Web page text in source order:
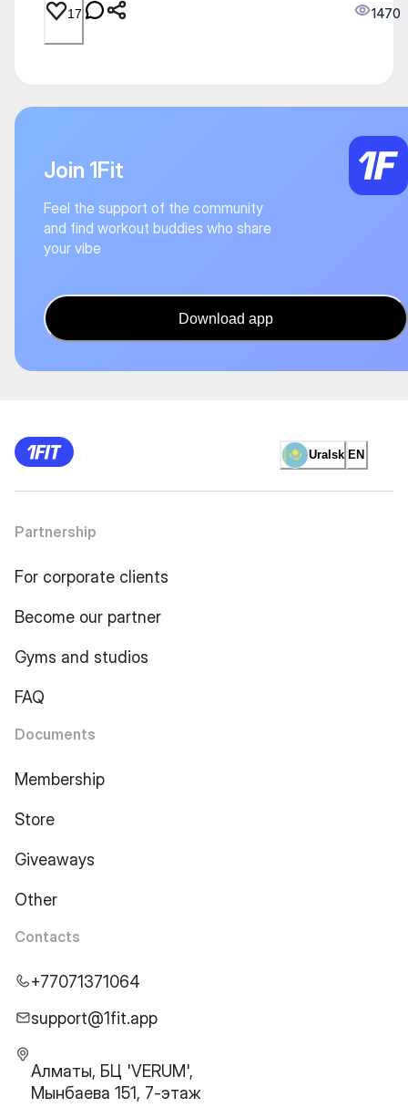
17 1470
Join 1Fit
Feel the support of the community
and find workout buddies who share
your vibe
Download app
Uralsk EN
Partnership
For corporate clients
Become our partner
Gyms and studios
FAQ
Documents
Membership
Store
Giveaways
Other
Contacts
+77071371064
support@1fit.app
Алматы, БЦ 'VERUM',
Мынбаева 151, 7-этаж